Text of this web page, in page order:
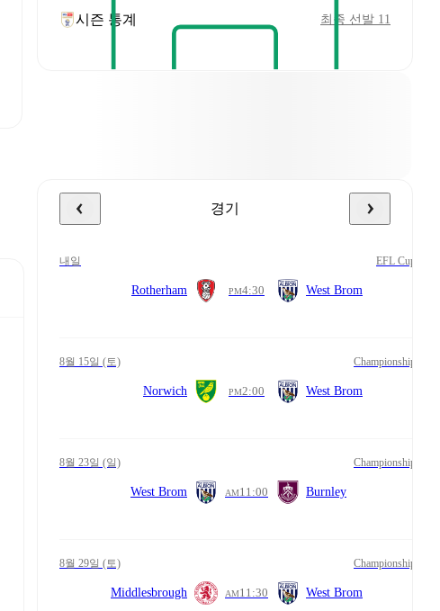
시즌 통계 최종 선발 11
경기
내일 EFL Cup
Rotherham PM4:30 West Brom
8월 15일 (토) Championship
Norwich PM2:00 West Brom
8월 23일 (일) Championship
West Brom AM11:00 Burnley
8월 29일 (토) Championship
Middlesbrough AM11:30 West Brom